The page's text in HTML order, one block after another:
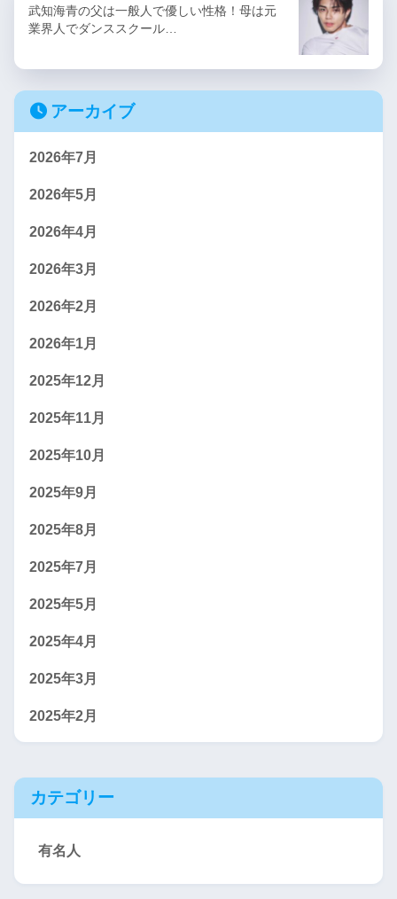
武知海青の父は一般人で優しい性格！母は元
業界人でダンススクール…
アーカイブ
2026年7月
2026年5月
2026年4月
2026年3月
2026年2月
2026年1月
2025年12月
2025年11月
2025年10月
2025年9月
2025年8月
2025年7月
2025年5月
2025年4月
2025年3月
2025年2月
カテゴリー
有名人